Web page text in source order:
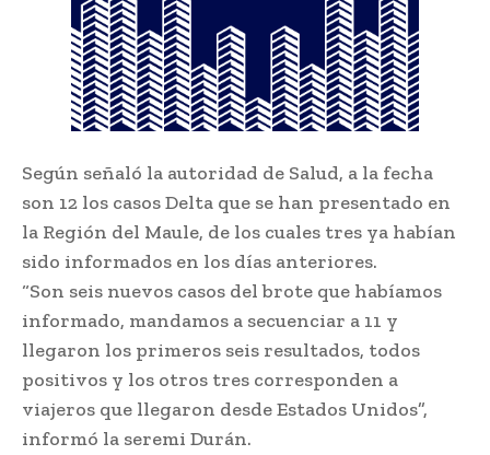
Según señaló la autoridad de Salud, a la fecha
son 12 los casos Delta que se han presentado en
la Región del Maule, de los cuales tres ya habían
sido informados en los días anteriores.
“Son seis nuevos casos del brote que habíamos
informado, mandamos a secuenciar a 11 y
llegaron los primeros seis resultados, todos
positivos y los otros tres corresponden a
viajeros que llegaron desde Estados Unidos”,
informó la seremi Durán.